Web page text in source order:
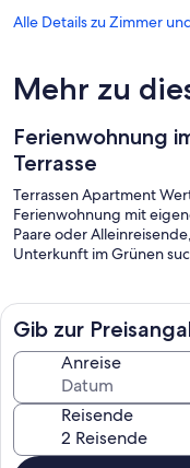
Alle Details zu Zimmer
Mehr zu
Ferienwohnung
Terrasse
Terrassen Apartment
Ferienwohnung mit
Paare oder
Unterkunft im Grünen
Gib zur
Anreise
Reisende